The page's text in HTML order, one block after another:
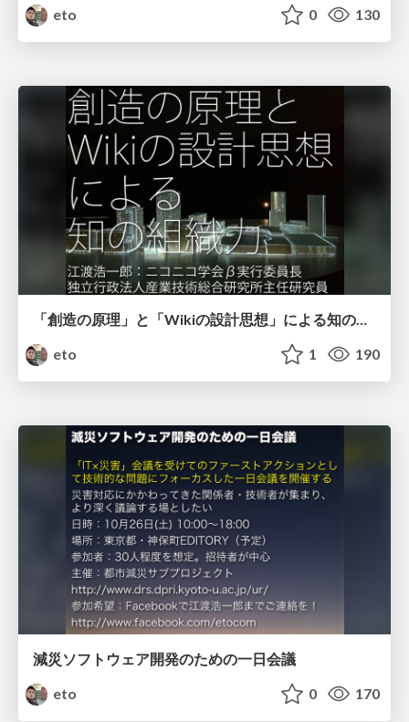
eto 0 130
「創造の原理」と「Wikiの設計思想」による知の組織力
eto
1 190
減災ソフトウェア開発のための一日会議
eto
0 170